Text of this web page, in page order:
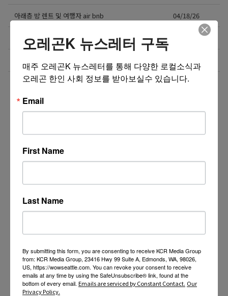
아래층 방 렌트 및 여행자 air bnb 04/18/26
힐스보로 인텔 & 항공학교 가까운 곳
더보기 >>
오레곤K 뉴스레터 구독
매주 오레곤K 뉴스레터를 통해 다양한 로컬소식과
오레곤 한인 사회 정보를 받아보실수 있습니다.
Email
First Name
Last Name
By submitting this form, you are consenting to receive KCR Media Group
from: KCR Media Group, 23416 Hwy 99 Suite A, Edmonds, WA, 98026,
US, https://wowseattle.com. You can revoke your consent to receive
emails at any time by using the SafeUnsubscribe® link, found at the
bottom of every email. Emails are serviced by Constant Contact. Our
Privacy Policy.